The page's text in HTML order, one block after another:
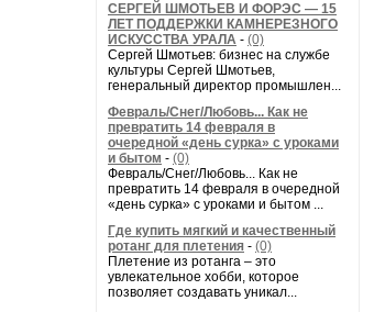
СЕРГЕЙ ШМОТЬЕВ И ФОРЭС — 15
ЛЕТ ПОДДЕРЖКИ КАМНЕРЕЗНОГО
ИСКУССТВА УРАЛА - (0)
Сергей Шмотьев: бизнес на службе
культуры Сергей Шмотьев,
генеральный директор промышлен...
Февраль/Снег/Любовь... Как не
превратить 14 февраля в
очередной «день сурка» с уроками
и бытом - (0)
Февраль/Снег/Любовь... Как не
превратить 14 февраля в очередной
«день сурка» с уроками и бытом ...
Где купить мягкий и качественный
ротанг для плетения - (0)
Плетение из ротанга – это
увлекательное хобби, которое
позволяет создавать уникал...